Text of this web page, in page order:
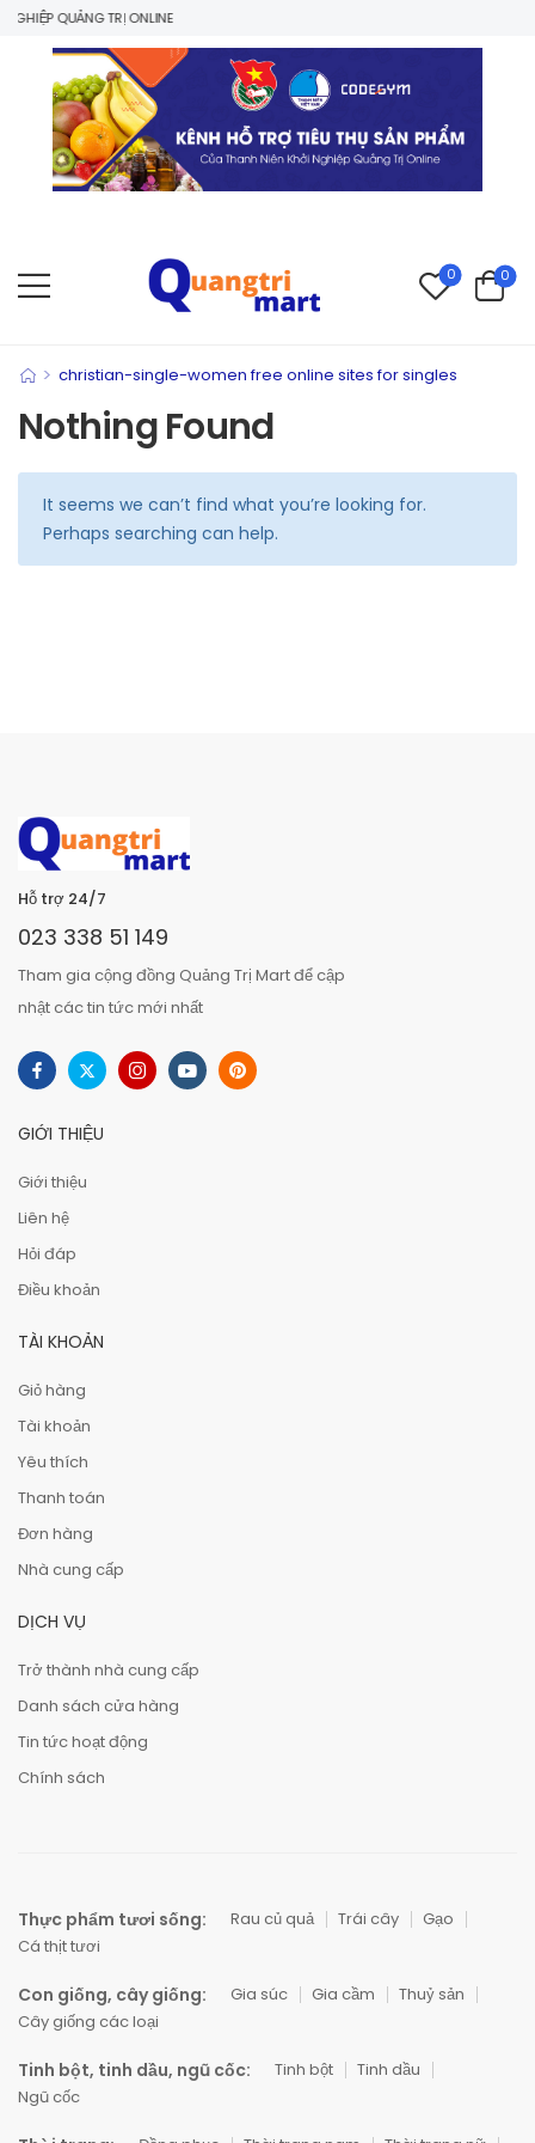
QUẢNG TRỊ ONLINE
0 0
> christian-single-women free online sites for singles
Nothing Found
It seems we can’t find what you’re looking for.
Perhaps searching can help.
Hỗ trợ 24/7
023 338 51 149
Tham gia cộng đồng Quảng Trị Mart để cập
nhật các tin tức mới nhất
GIỚI THIỆU
Giới thiệu
Liên hệ
Hỏi đáp
Điều khoản
TÀI KHOẢN
Giỏ hàng
Tài khoản
Yêu thích
Thanh toán
Đơn hàng
Nhà cung cấp
DỊCH VỤ
Trở thành nhà cung cấp
Danh sách cửa hàng
Tin tức hoạt động
Chính sách
Thực phẩm tươi sống: Rau củ quả Trái cây
Gạo
Cá thịt tươi
Con giống, cây giống: Gia súc Gia cầm
Thuỷ sản
Cây giống các loại
Tinh bột, tinh dầu, ngũ cốc: Tinh bột
Tinh dầu
Ngũ cốc